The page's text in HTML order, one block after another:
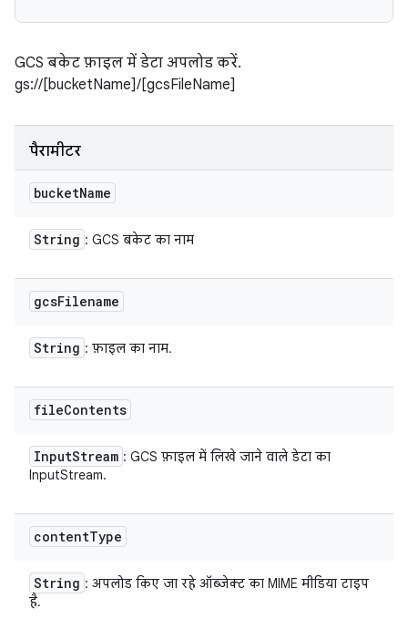
GCS बकेट फ़ाइल में डेटा अपलोड करें.
gs://[bucketName]/[gcsFileName]
पैरामीटर
bucketName
String : GCS बकेट का नाम
gcsFilename
String : फ़ाइल का नाम.
fileContents
InputStream : GCS फ़ाइल में लिखे जाने वाले डेटा का
InputStream.
contentType
String : अपलोड किए जा रहे ऑब्जेक्ट का MIME मीडिया टाइप
है.